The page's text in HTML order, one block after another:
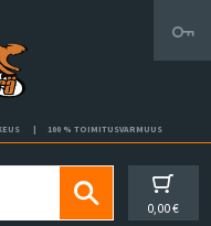
100 % TOIMITUSVARMUUS
0,00 €